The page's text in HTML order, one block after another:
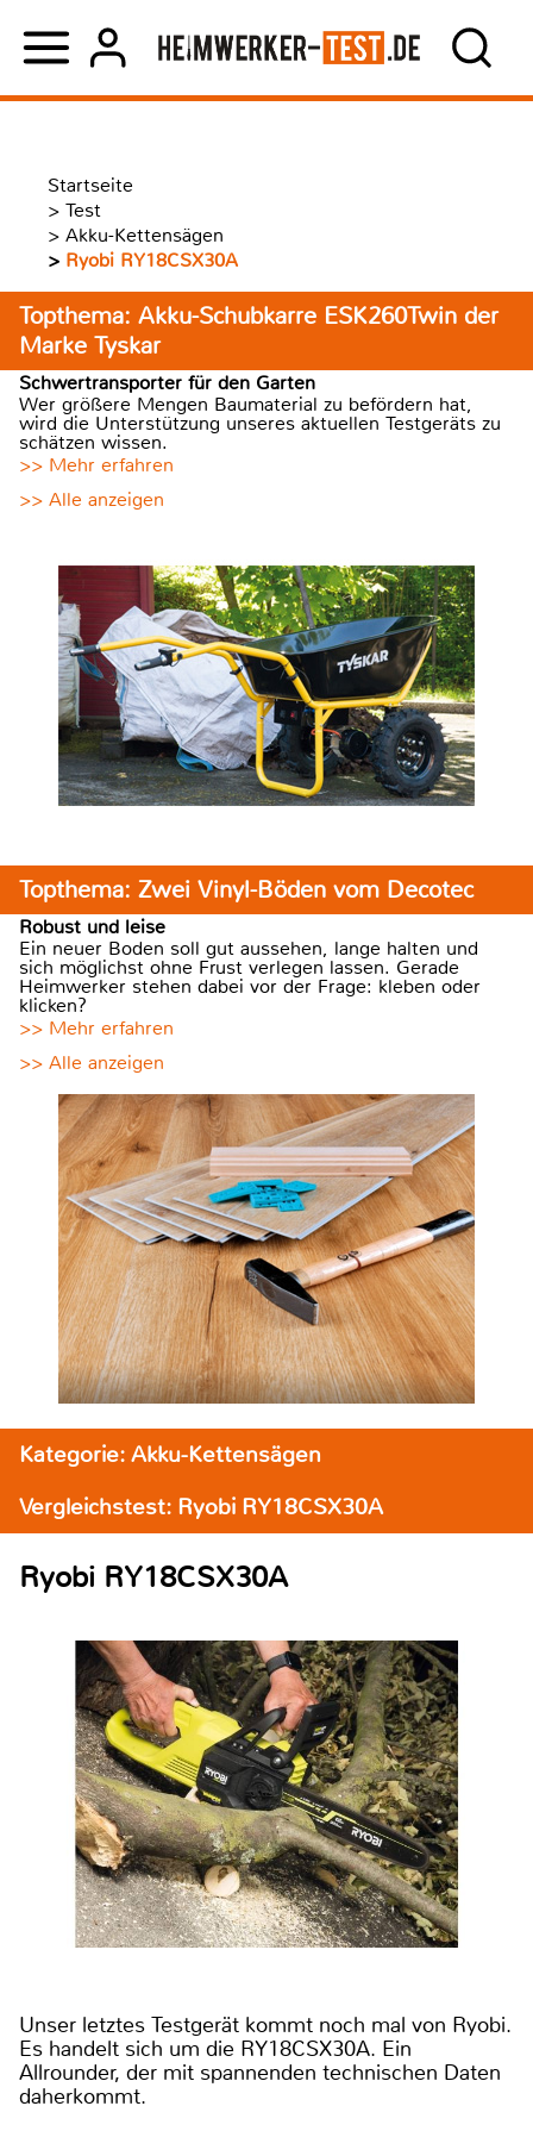
Startseite
> Test
> Akku-Kettensägen
> Ryobi RY18CSX30A
Topthema: Akku-Schubkarre ESK260Twin der
Marke Tyskar
Schwertransporter für den Garten
Wer größere Mengen Baumaterial zu befördern hat,
wird die Unterstützung unseres aktuellen Testgeräts zu
schätzen wissen.
>> Mehr erfahren
>> Alle anzeigen
Topthema: Zwei Vinyl-Böden vom Decotec
Robust und leise
Ein neuer Boden soll gut aussehen, lange halten und
sich möglichst ohne Frust verlegen lassen. Gerade
Heimwerker stehen dabei vor der Frage: kleben oder
klicken?
>> Mehr erfahren
>> Alle anzeigen
Kategorie: Akku-Kettensägen
Vergleichstest: Ryobi RY18CSX30A
Ryobi RY18CSX30A
Unser letztes Testgerät kommt noch mal von Ryobi.
Es handelt sich um die RY18CSX30A. Ein
Allrounder, der mit spannenden technischen Daten
daherkommt.